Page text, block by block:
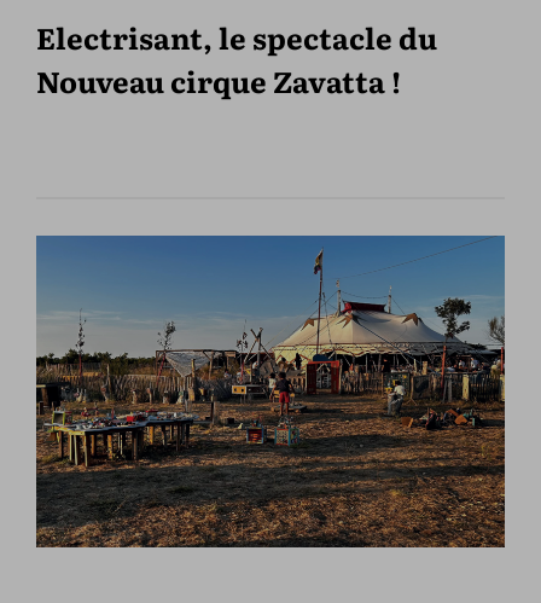
Electrisant, le spectacle du
Nouveau cirque Zavatta !